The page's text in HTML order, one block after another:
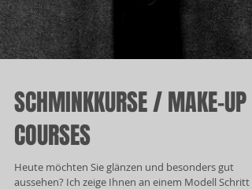
SCHMINKKURSE / MAKE-UP
COURSES